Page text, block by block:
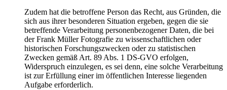
Zudem hat die betroffene Person das Recht, aus Gründen, die
sich aus ihrer besonderen Situation ergeben, gegen die sie
betreffende Verarbeitung personenbezogener Daten, die bei
der Frank Müller Fotografie zu wissenschaftlichen oder
historischen Forschungszwecken oder zu statistischen
Zwecken gemäß Art. 89 Abs. 1 DS-GVO erfolgen,
Widerspruch einzulegen, es sei denn, eine solche Verarbeitung
ist zur Erfüllung einer im öffentlichen Interesse liegenden
Aufgabe erforderlich.